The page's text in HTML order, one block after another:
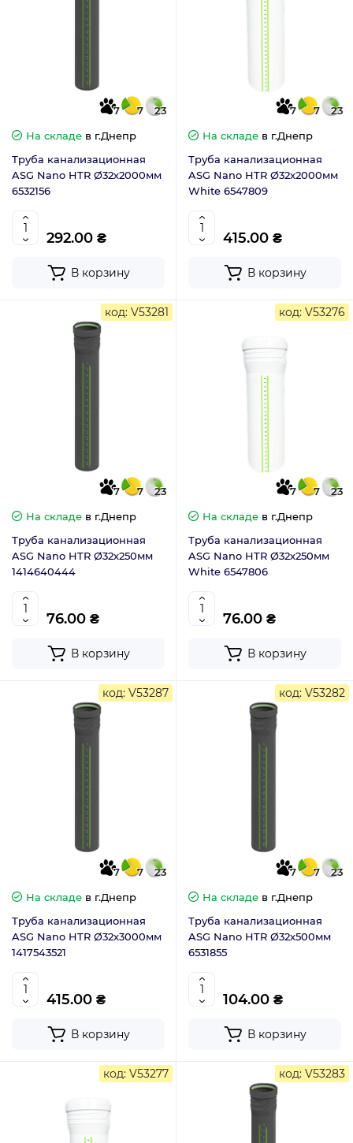
7 7
23
На складе в г.Днепр
Труба канализационная
ASG Nano HTR Ø32х2000мм
6532156
292.00 ₴
В корзину
7 7
23
На складе в г.Днепр
Труба канализационная
ASG Nano HTR Ø32х2000мм
White 6547809
415.00 ₴
В корзину
код: V53281
7 7
23
На складе в г.Днепр
Труба канализационная
ASG Nano HTR Ø32х250мм
1414640444
76.00 ₴
В корзину
код: V53276
7 7
23
На складе в г.Днепр
Труба канализационная
ASG Nano HTR Ø32х250мм
White 6547806
76.00 ₴
В корзину
код: V53287
7 7
23
На складе в г.Днепр
Труба канализационная
ASG Nano HTR Ø32х3000мм
1417543521
415.00 ₴
В корзину
код: V53282
7 7
23
На складе в г.Днепр
Труба канализационная
ASG Nano HTR Ø32х500мм
6531855
104.00 ₴
В корзину
код: V53277 код: V53283